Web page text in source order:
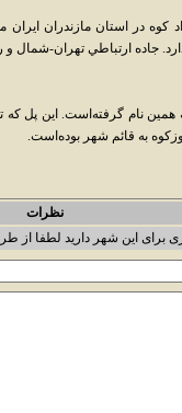
در استان مازندران ايران
جاده ارتباطي تهران-شمال
به همين نام گرفته‌است. اين
به قائم شهر بوده‌است.
نظرات
برای این شهر دارید لطفا از